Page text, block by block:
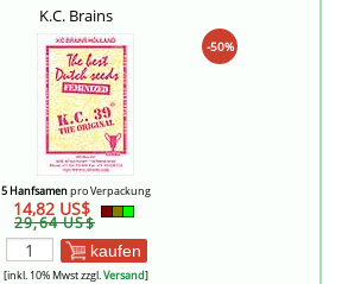
K.C. Brains
-50%
5 Hanfsamenpro Verpackung
14,82 US$
29,64 US$
kaufen
[inkl. 10% Mwst zzgl.Versand]